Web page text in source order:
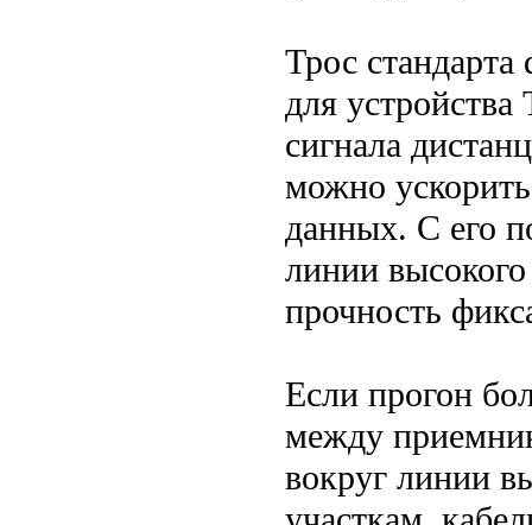
Трос
для
сигнала
можно
данных. С его
линии
прочность
Если прогон
между
вокруг линии